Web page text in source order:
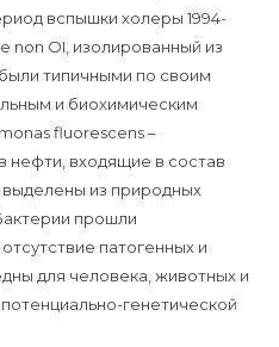
вспышки холеры 1994-
non OI, изолированный из
типичными по своим
и биохимическим
fluorescens –
нефти, входящие в состав
выделены из природных
прошли
патогенных и
для человека, животных и
генетической